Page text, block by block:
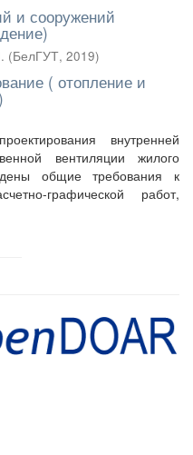
и сооружений
(БелГУТ, 2019)
( отопление и
внутренней
вентиляции жилого
общие требования к
графической работ,